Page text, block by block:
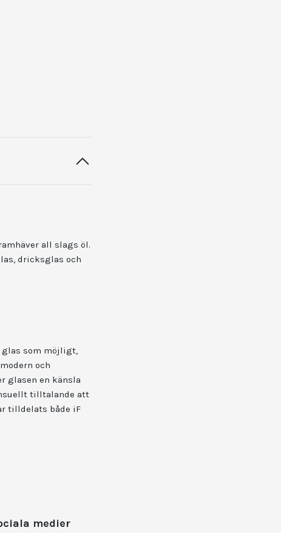
all slags öl.
dricksglas och
glas som möjligt,
och
glasen en känsla
tilltalande att
tilldelats både iF
medier